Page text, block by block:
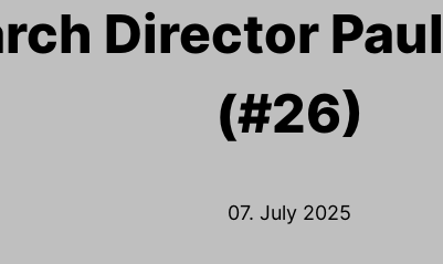
Director
(#26)
07. July 2025